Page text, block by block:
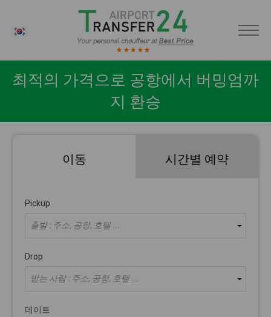
최적의 가격으로 공항에서 버밍엄까
지 환승
이동 시간별 예약
Pickup
출발 : 주소, 공항, 호텔 ...
Drop
받는 사람 : 주소, 공항, 호텔 ...
데이트